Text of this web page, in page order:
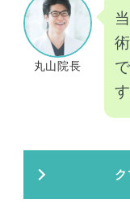
丸山院長
す